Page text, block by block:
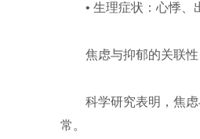
• 生理症状：心悸、
焦虑与抑郁的关联性
科学研究表明，焦
常。